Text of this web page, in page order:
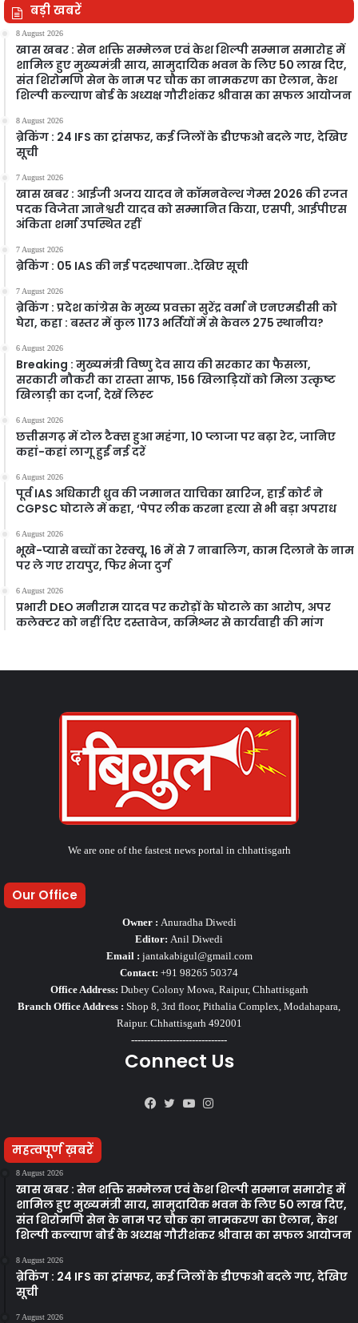
बड़ी खबरें
8 August 2026
खास खबर : सेन शक्ति सम्मेलन एवं केश शिल्पी सम्मान समारोह में
शामिल हुए मुख्यमंत्री साय, सामुदायिक भवन के लिए 50 लाख दिए,
संत शिरोमणि सेन के नाम पर चौक का नामकरण का ऐलान, केश
शिल्पी कल्याण बोर्ड के अध्यक्ष गौरीशंकर श्रीवास का सफल आयोजन
8 August 2026
ब्रेकिंग : 24 IFS का ट्रांसफर, कई जिलों के डीएफओ बदले गए, देखिए
सूची
7 August 2026
खास खबर : आईजी अजय यादव ने कॉमनवेल्थ गेम्स 2026 की रजत
पदक विजेता ज्ञानेश्वरी यादव को सम्मानित किया, एसपी, आईपीएस
अंकिता शर्मा उपस्थित रहीं
7 August 2026
ब्रेकिंग : 05 IAS की नई पदस्थापना..देखिए सूची
7 August 2026
ब्रेकिंग : प्रदेश कांग्रेस के मुख्य प्रवक्ता सुरेंद्र वर्मा ने एनएमडीसी को
घेरा, कहा : बस्तर में कुल 1173 भर्तियों में से केवल 275 स्थानीय?
6 August 2026
Breaking : मुख्यमंत्री विष्णु देव साय की सरकार का फैसला,
सरकारी नौकरी का रास्ता साफ, 156 खिलाड़ियों को मिला उत्कृष्ट
खिलाड़ी का दर्जा, देखें लिस्‍ट
6 August 2026
छत्तीसगढ़ में टोल टैक्स हुआ महंगा, 10 प्लाजा पर बढ़ा रेट, जानिए
कहां-कहां लागू हुईं नई दरें
6 August 2026
पूर्व IAS अधिकारी ध्रुव की जमानत याचिका खारिज, हाई कोर्ट ने
CGPSC घोटाले में कहा, ‘पेपर लीक करना हत्या से भी बड़ा अपराध
6 August 2026
भूखे-प्यासे बच्चों का रेस्क्यू, 16 में से 7 नाबालिग, काम दिलाने के नाम
पर ले गए रायपुर, फिर भेजा दुर्ग
6 August 2026
प्रभारी DEO मनीराम यादव पर करोड़ों के घोटाले का आरोप, अपर
कलेक्टर को नहीं दिए दस्तावेज, कमिश्नर से कार्यवाही की मांग
We are one of the fastest news portal in chhattisgarh
Our Office
Owner : Anuradha Diwedi
Editor: Anil Diwedi
Email : jantakabigul@gmail.com
Contact: +91 98265 50374
Office Address: Dubey Colony Mowa, Raipur, Chhattisgarh
Branch Office Address : Shop 8, 3rd floor, Pithalia Complex, Modahapara,
Raipur. Chhattisgarh 492001
------------------------------
Connect Us
Facebook
TwitterYouTube
महत्वपूर्ण ख़बरें
8 August 2026
खास खबर : सेन शक्ति सम्मेलन एवं केश शिल्पी सम्मान समारोह में
शामिल हुए मुख्यमंत्री साय, सामुदायिक भवन के लिए 50 लाख दिए,
संत शिरोमणि सेन के नाम पर चौक का नामकरण का ऐलान, केश
शिल्पी कल्याण बोर्ड के अध्यक्ष गौरीशंकर श्रीवास का सफल आयोजन
8 August 2026
ब्रेकिंग : 24 IFS का ट्रांसफर, कई जिलों के डीएफओ बदले गए, देखिए
सूची
7 August 2026